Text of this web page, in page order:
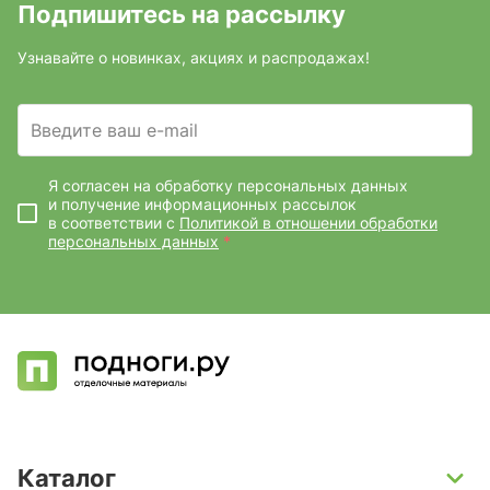
Подпишитесь на рассылку
Узнавайте о новинках, акциях и распродажах!
Введите ваш e-mail
Я согласен на обработку персональных данных
и получение информационных рассылок
в соответствии с Политикой в отношении обработки
персональных данных *
Каталог